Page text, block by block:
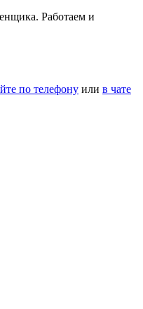
Работаем и
по телефону или в чате